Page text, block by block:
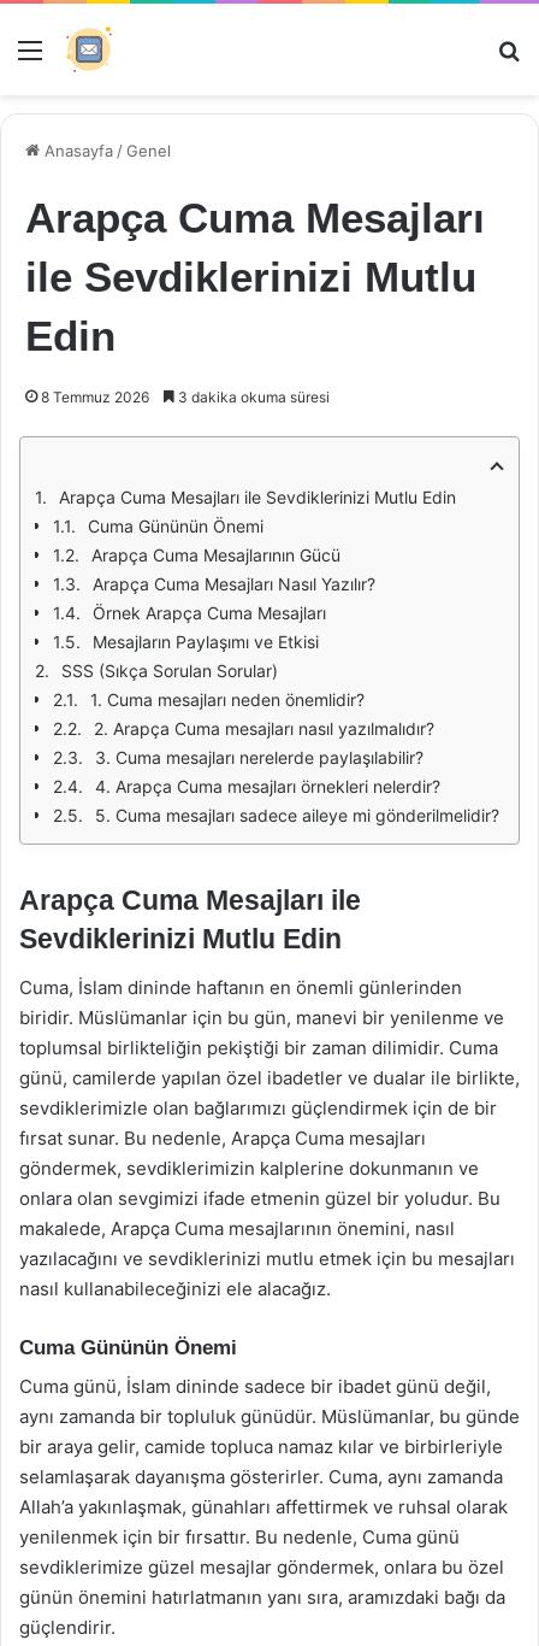
Menü
Anasayfa /Genel
Arapça Cuma Mesajları
ile Sevdiklerinizi Mutlu
Edin
8 Temmuz 2026 3 dakika okuma süresi
Arapça Cuma Mesajları ile Sevdiklerinizi Mutlu Edin
Cuma Gününün Önemi
Arapça Cuma Mesajlarının Gücü
Arapça Cuma Mesajları Nasıl Yazılır?
Örnek Arapça Cuma Mesajları
Mesajların Paylaşımı ve Etkisi
SSS (Sıkça Sorulan Sorular)
1. Cuma mesajları neden önemlidir?
2. Arapça Cuma mesajları nasıl yazılmalıdır?
3. Cuma mesajları nerelerde paylaşılabilir?
4. Arapça Cuma mesajları örnekleri nelerdir?
5. Cuma mesajları sadece aileye mi gönderilmelidir?
Arapça Cuma Mesajları ile
Sevdiklerinizi Mutlu Edin
Cuma, İslam dininde haftanın en önemli günlerinden
biridir. Müslümanlar için bu gün, manevi bir yenilenme ve
toplumsal birlikteliğin pekiştiği bir zaman dilimidir. Cuma
günü, camilerde yapılan özel ibadetler ve dualar ile birlikte,
sevdiklerimizle olan bağlarımızı güçlendirmek için de bir
fırsat sunar. Bu nedenle, Arapça Cuma mesajları
göndermek, sevdiklerimizin kalplerine dokunmanın ve
onlara olan sevgimizi ifade etmenin güzel bir yoludur. Bu
makalede, Arapça Cuma mesajlarının önemini, nasıl
yazılacağını ve sevdiklerinizi mutlu etmek için bu mesajları
nasıl kullanabileceğinizi ele alacağız.
Cuma Gününün Önemi
Cuma günü, İslam dininde sadece bir ibadet günü değil,
aynı zamanda bir topluluk günüdür. Müslümanlar, bu günde
bir araya gelir, camide topluca namaz kılar ve birbirleriyle
selamlaşarak dayanışma gösterirler. Cuma, aynı zamanda
Allah’a yakınlaşmak, günahları affettirmek ve ruhsal olarak
yenilenmek için bir fırsattır. Bu nedenle, Cuma günü
sevdiklerimize güzel mesajlar göndermek, onlara bu özel
günün önemini hatırlatmanın yanı sıra, aramızdaki bağı da
güçlendirir.